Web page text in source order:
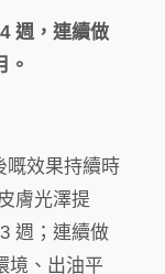
週，連續做
。
嘅效果持續時
膚光澤提
週；連續做
境、出油平